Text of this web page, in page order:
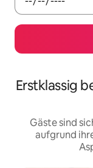
Erstklassig
Gäste sind
aufgrund